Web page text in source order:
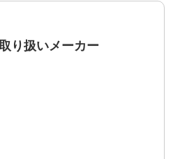
り扱いメーカー